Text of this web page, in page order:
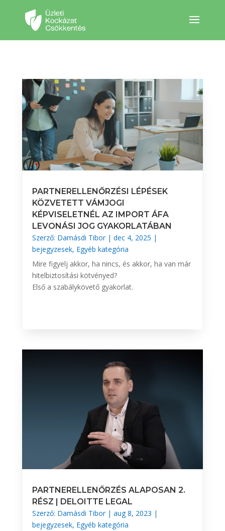
PARTNERELLENŐRZÉSI LÉPÉSEK
KÖZVETETT VÁMJOGI
KÉPVISELETNÉL AZ IMPORT ÁFA
LEVONÁSI JOG GYAKORLATÁBAN
Szerző: Damásdi Tibor| dec 4, 2025 |
bejegyzesek, Egyéb kategória
Mire figyelj akkor, ha nincs, és akkor, ha van már
hitelbiztosítási kötvényed?
Első a szabálykövető gyakorlat.
PARTNERELLENŐRZÉS ALAPOSAN 2.
RÉSZ | DELOITTE LEGAL
Szerző: Damásdi Tibor| aug 8, 2023 |
bejegyzesek, Egyéb kategória